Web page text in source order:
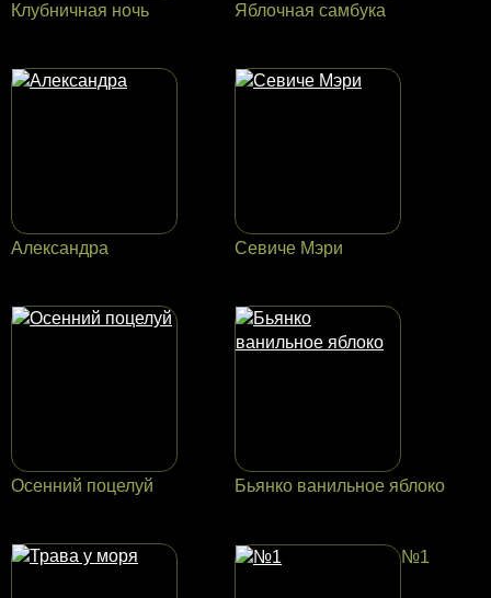
Клубничная ночь Яблочная самбука
Александра Севиче Мэри
Осенний поцелуй Бьянко ванильное яблоко
№1